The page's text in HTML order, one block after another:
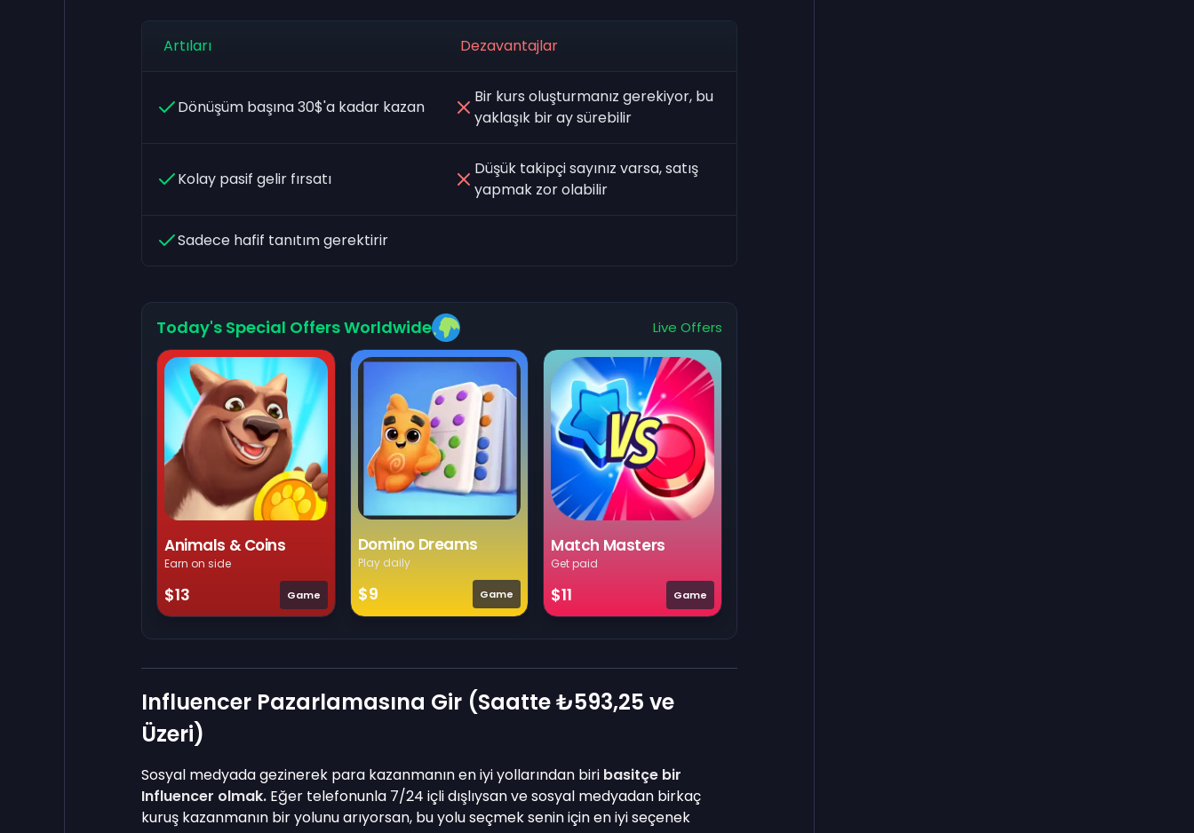
Artıları Dezavantajlar
Dönüşüm başına 30$'a kadar kazan
Bir kurs oluşturmanız gerekiyor, bu
yaklaşık bir ay sürebilir
Kolay pasif gelir fırsatı
Düşük takipçi sayınız varsa, satış
yapmak zor olabilir
Sadece hafif tanıtım gerektirir
Today's Special Offers Worldwide Live Offers
Animals & Coins
Earn on side
$13 Game
Domino Dreams
Play daily
$9 Game
Match Masters
Get paid
$11 Game
Influencer Pazarlamasına Gir (Saatte₺593,25 ve
Üzeri)
Sosyal medyada gezinerek para kazanmanın en iyi yollarından biri basitçe bir
Influencer olmak. Eğer telefonunla 7/24 içli dışlıysan ve sosyal medyadan birkaç
kuruş kazanmanın bir yolunu arıyorsan, bu yolu seçmek senin için en iyi seçenek